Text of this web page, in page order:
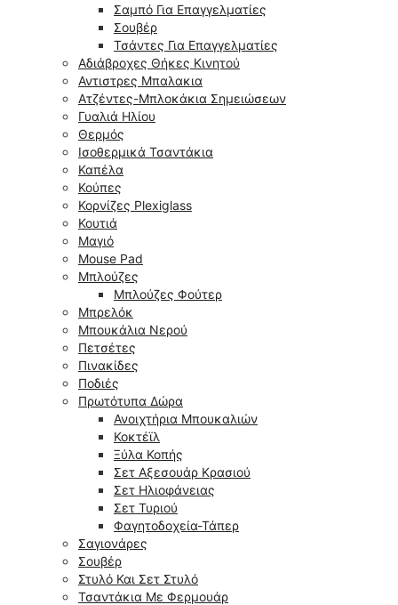
Σαμπό Για Επαγγελματίες
Σουβέρ
Τσάντες Για Επαγγελματίες
Αδιάβροχες Θήκες Κινητού
Αντιστρες Μπαλακια
Ατζέντες-Μπλοκάκια Σημειώσεων
Γυαλιά Ηλίου
Θερμός
Ισοθερμικά Τσαντάκια
Καπέλα
Κούπες
Κορνίζες Plexiglass
Κουτιά
Μαγιό
Mouse Pad
Μπλούζες
Μπλούζες Φούτερ
Μπρελόκ
Μπουκάλια Νερού
Πετσέτες
Πινακίδες
Ποδιές
Πρωτότυπα Δώρα
Ανοιχτήρια Μπουκαλιών
Κοκτέϊλ
Ξύλα Κοπής
Σετ Αξεσουάρ Κρασιού
Σετ Ηλιοφάνειας
Σετ Τυριού
Φαγητοδοχεία-Τάπερ
Σαγιονάρες
Σουβέρ
Στυλό Και Σετ Στυλό
Τσαντάκια Με Φερμουάρ